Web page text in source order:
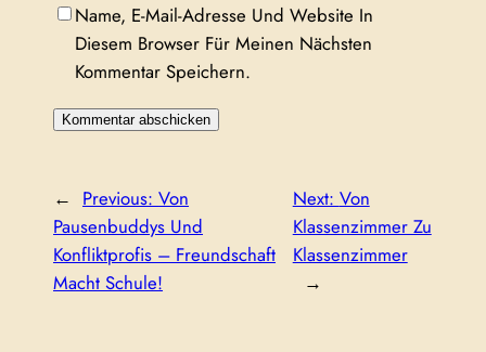
Name, E-Mail-Adresse Und Website In
Diesem Browser Für Meinen Nächsten
Kommentar Speichern.
← Previous:Von
Pausenbuddys Und
Konfliktprofis – Freundschaft
Macht Schule!
Next: Von
Klassenzimmer Zu
Klassenzimmer
→